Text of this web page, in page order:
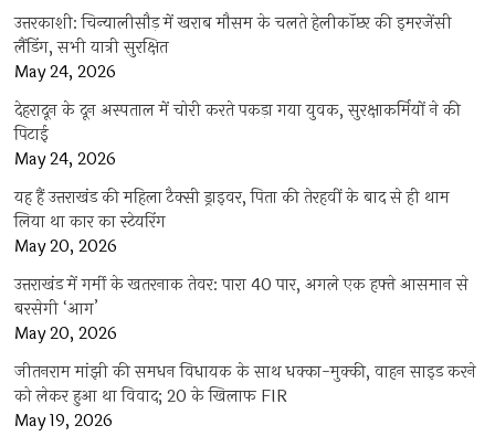
उत्तरकाशी: चिन्यालीसौड़ में खराब मौसम के चलते हेलीकॉप्टर की इमरजेंसी
लैंडिंग, सभी यात्री सुरक्षित
May 24, 2026
देहरादून के दून अस्पताल में चोरी करते पकड़ा गया युवक, सुरक्षाकर्मियों ने की
पिटाई
May 24, 2026
यह हैं उत्तराखंड की महिला टैक्सी ड्राइवर, पिता की तेरहवीं के बाद से ही थाम
लिया था कार का स्टेयरिंग
May 20, 2026
उत्तराखंड में गर्मी के खतरनाक तेवर: पारा 40 पार, अगले एक हफ्ते आसमान से
बरसेगी ‘आग’
May 20, 2026
जीतनराम मांझी की समधन विधायक के साथ धक्का-मुक्की, वाहन साइड करने
को लेकर हुआ था विवाद; 20 के खिलाफ FIR
May 19, 2026